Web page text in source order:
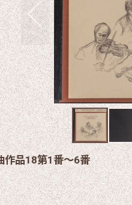
作品18第1番〜6番